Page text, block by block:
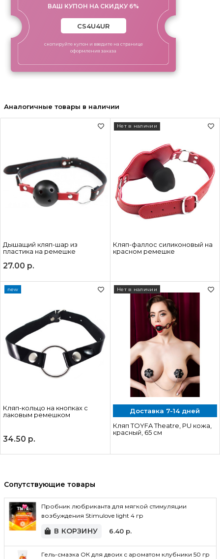
ВАШ КУПОН НА СКИДКУ 6%
скопируйте купон и введите на странице
оформления заказа
Аналогичные товары в наличии
Дышащий кляп-шар из
пластика на ремешке
27.00 р.
Кляп-фаллос силиконовый на
красном ремешке
Нет в наличии
Кляп-кольцо на кнопках с
лаковым ремешком
new
34.50 р.
Доставка 7-14 дней
Кляп TOYFA Theatre, PU кожа,
красный, 65 см
Нет в наличии
Сопутствующие товары
Пробник любриканта для мягкой стимуляции
возбуждения Stimulove light 4 гр
В КОРЗИНУ 6.40р.
Гель-смазка ОК для двоих с ароматом клубники 50 гр